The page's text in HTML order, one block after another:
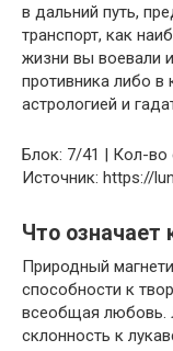
в дальний путь,
транспорт, как
жизни вы воевали
противника либо
астрологией и
Блок: 7/41 | Кол-во
Источник: https://
Что означает
Природный
способности к
всеобщая любовь.
склонность к